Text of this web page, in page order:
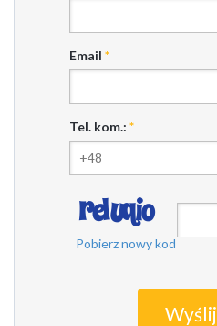
Email *
Tel. kom.: *
Pobierz nowy kod
Wyślij